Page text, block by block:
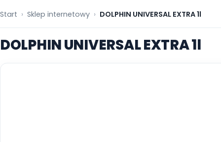
Start Sklep internetowy DOLPHIN UNIVERSAL EXTRA 1l
DOLPHIN UNIVERSAL EXTRA 1l